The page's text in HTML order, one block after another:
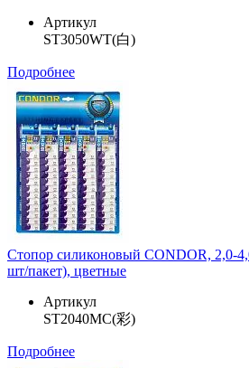
Артикул
ST3050WT(白)
Подробнее
Стопор силиконовый CONDOR, 2,0-
шт/пакет), цветные
Артикул
ST2040MC(彩)
Подробнее